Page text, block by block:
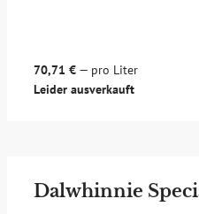
70,71 € — pro Liter
Leider ausverkauft
Dalwhinnie